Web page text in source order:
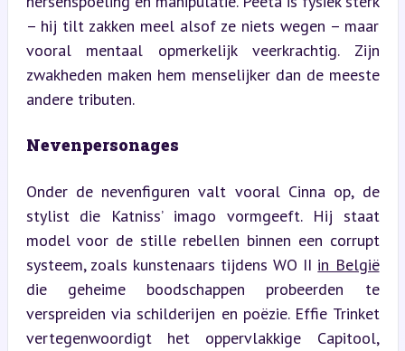
– hij tilt zakken meel alsof ze niets wegen – maar
vooral mentaal opmerkelijk veerkrachtig. Zijn
zwakheden maken hem menselijker dan de meeste
andere tributen.
Nevenpersonages
Onder de nevenfiguren valt vooral Cinna op, de
stylist die Katniss’ imago vormgeeft. Hij staat
model voor de stille rebellen binnen een corrupt
systeem, zoals kunstenaars tijdens WO II in België
die geheime boodschappen probeerden te
verspreiden via schilderijen en poëzie. Effie Trinket
vertegenwoordigt het oppervlakkige Capitool,